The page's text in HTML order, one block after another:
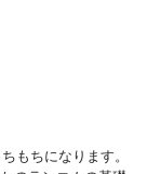
もちになります。